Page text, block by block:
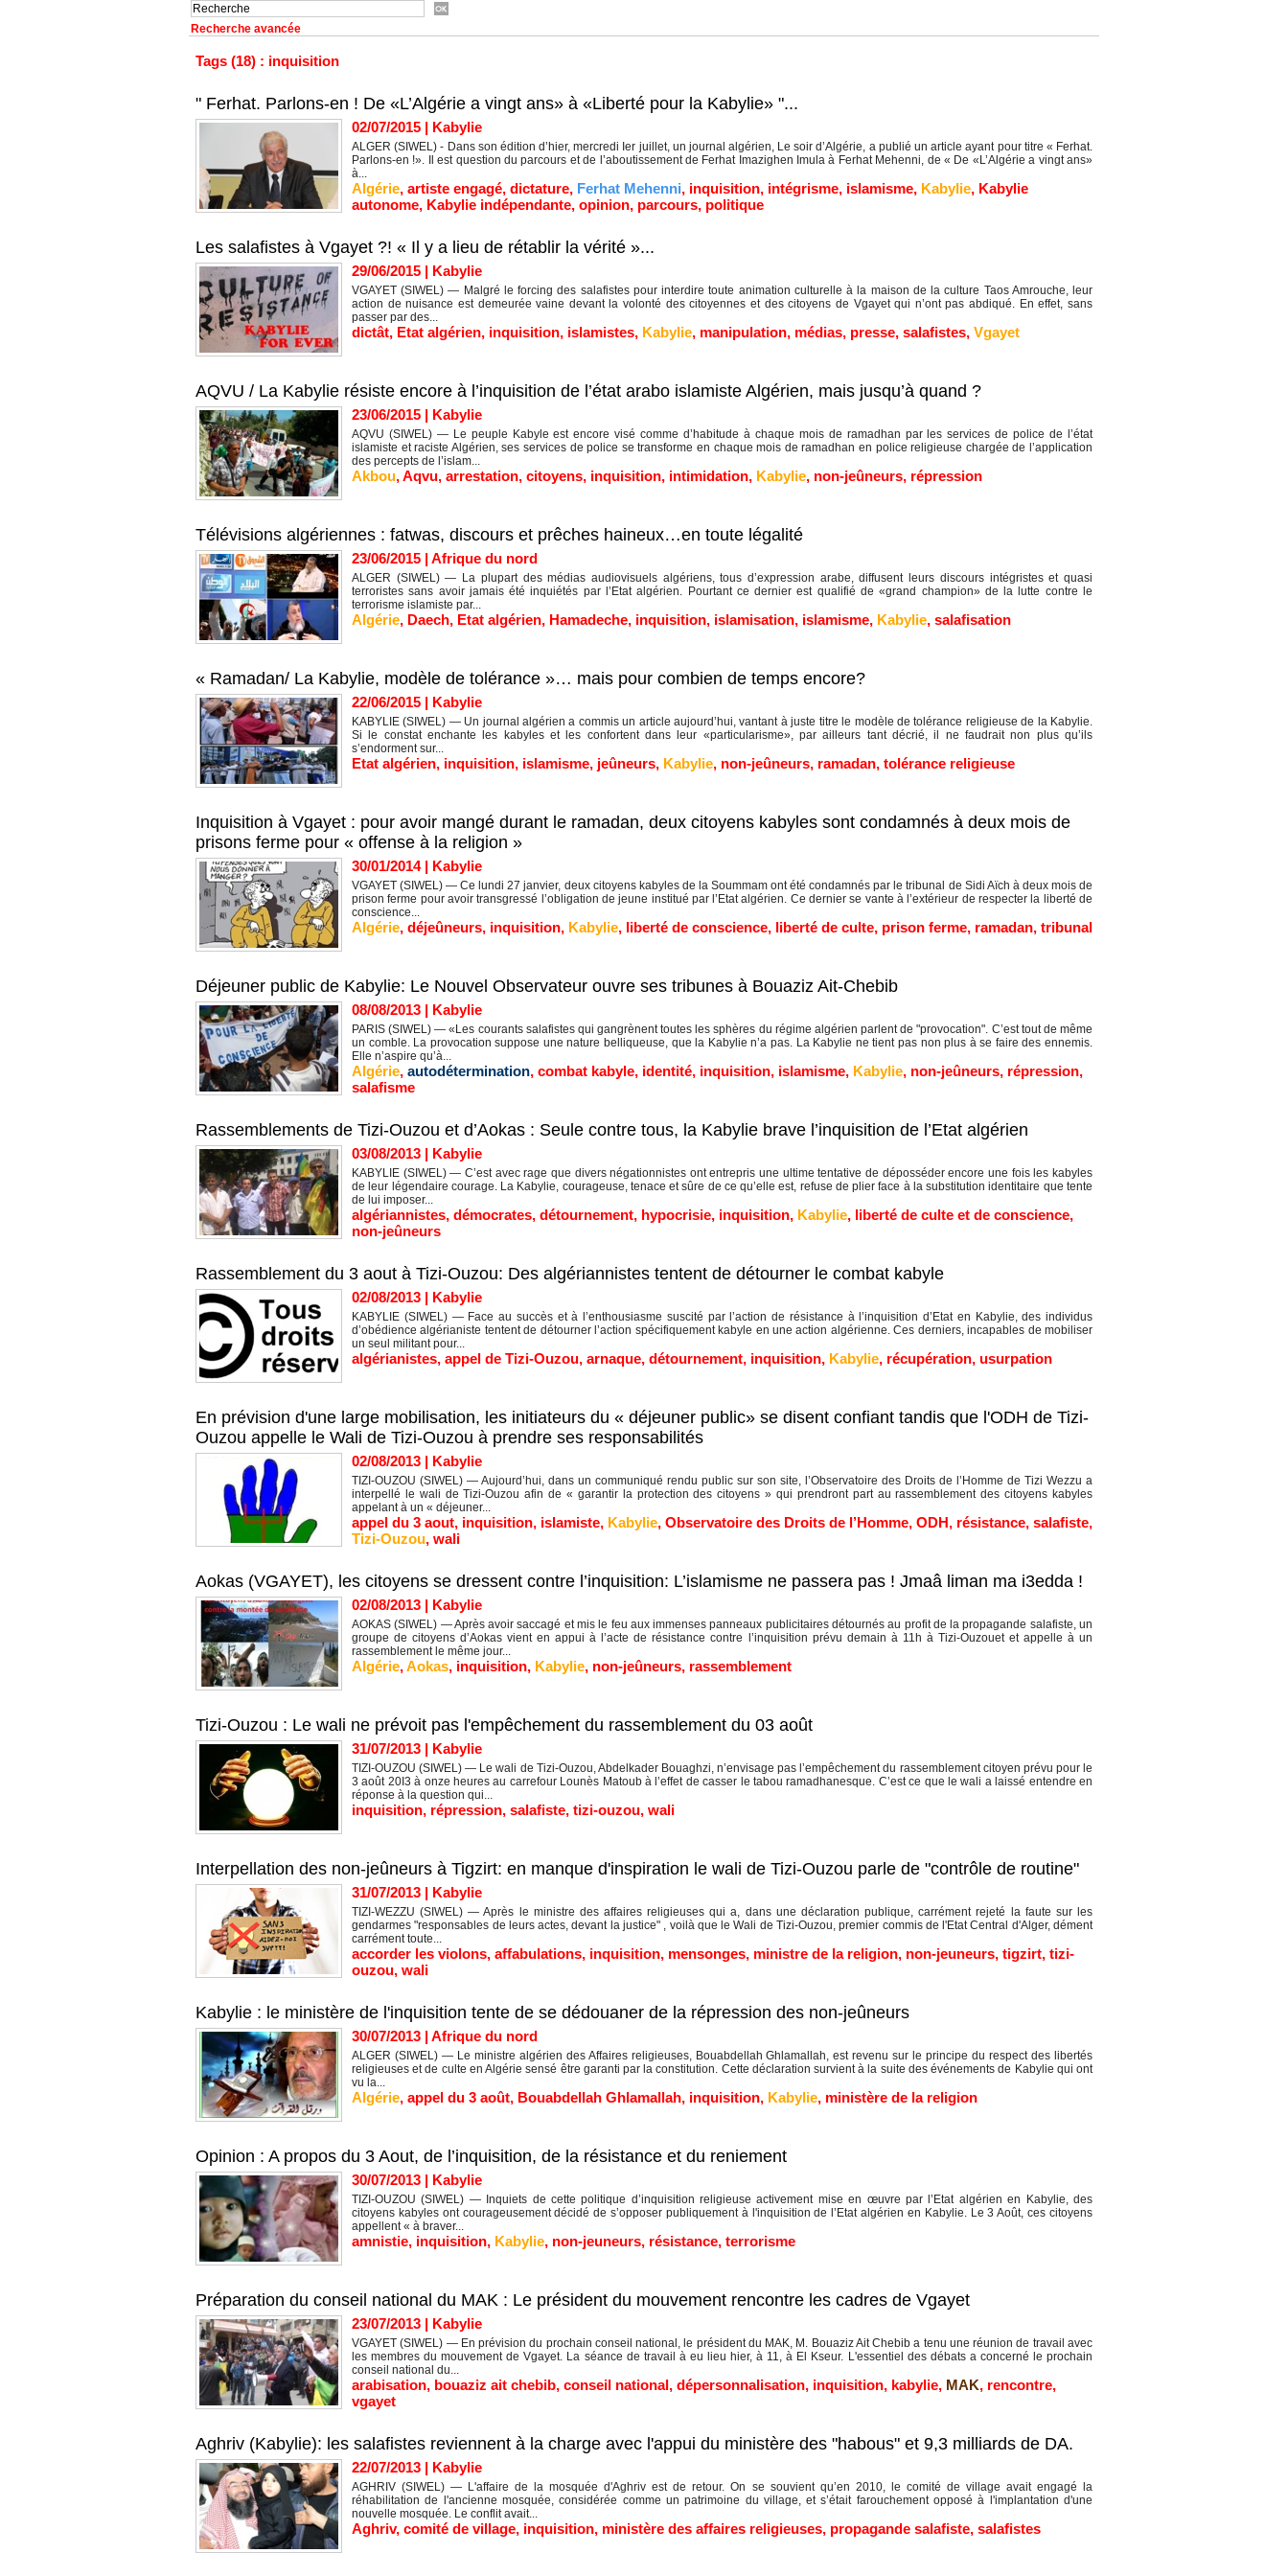
Recherche avancée
Tags (18) : inquisition
" Ferhat. Parlons-en ! De «L’Algérie a vingt ans» à «Liberté pour la Kabylie» "...
02/07/2015 | Kabylie
ALGER (SIWEL) - Dans son édition d’hier, mercredi Ier juillet, un journal algérien, Le soir d’Algérie, a publié un article ayant pour titre « Ferhat.
Parlons-en !». Il est question du parcours et de l’aboutissement de Ferhat Imazighen Imula à Ferhat Mehenni, de « De «L’Algérie a vingt ans»
à...
Algérie, artiste engagé, dictature, Ferhat Mehenni, inquisition, intégrisme, islamisme, Kabylie, Kabylie
autonome, Kabylie indépendante, opinion, parcours, politique
Les salafistes à Vgayet ?! « Il y a lieu de rétablir la vérité »...
29/06/2015 | Kabylie
VGAYET (SIWEL) — Malgré le forcing des salafistes pour interdire toute animation culturelle à la maison de la culture Taos Amrouche, leur
action de nuisance est demeurée vaine devant la volonté des citoyennes et des citoyens de Vgayet qui n’ont pas abdiqué. En effet, sans
passer par des...
dictât, Etat algérien, inquisition, islamistes, Kabylie, manipulation, médias, presse, salafistes, Vgayet
AQVU / La Kabylie résiste encore à l’inquisition de l’état arabo islamiste Algérien, mais jusqu’à quand ?
23/06/2015 | Kabylie
AQVU (SIWEL) — Le peuple Kabyle est encore visé comme d’habitude à chaque mois de ramadhan par les services de police de l’état
islamiste et raciste Algérien, ses services de police se transforme en chaque mois de ramadhan en police religieuse chargée de l’application
des percepts de l’islam...
Akbou,Aqvu, arrestation, citoyens, inquisition, intimidation, Kabylie, non-jeûneurs, répression
Télévisions algériennes : fatwas, discours et prêches haineux…en toute légalité
23/06/2015 | Afrique du nord
ALGER (SIWEL) — La plupart des médias audiovisuels algériens, tous d’expression arabe, diffusent leurs discours intégristes et quasi
terroristes sans avoir jamais été inquiétés par l’Etat algérien. Pourtant ce dernier est qualifié de «grand champion» de la lutte contre le
terrorisme islamiste par...
Algérie, Daech, Etat algérien, Hamadeche, inquisition, islamisation, islamisme, Kabylie, salafisation
« Ramadan/ La Kabylie, modèle de tolérance »… mais pour combien de temps encore?
22/06/2015 | Kabylie
KABYLIE (SIWEL) — Un journal algérien a commis un article aujourd’hui, vantant à juste titre le modèle de tolérance religieuse de la Kabylie.
Si le constat enchante les kabyles et les confortent dans leur «particularisme», par ailleurs tant décrié, il ne faudrait non plus qu’ils
s’endorment sur...
Etat algérien, inquisition, islamisme, jeûneurs, Kabylie, non-jeûneurs, ramadan, tolérance religieuse
Inquisition à Vgayet : pour avoir mangé durant le ramadan, deux citoyens kabyles sont condamnés à deux mois de
prisons ferme pour « offense à la religion »
30/01/2014| Kabylie
VGAYET (SIWEL) — Ce lundi 27 janvier, deux citoyens kabyles de la Soummam ont été condamnés par le tribunal de Sidi Aïch à deux mois de
prison ferme pour avoir transgressé l’obligation de jeune institué par l’Etat algérien. Ce dernier se vante à l’extérieur de respecter la liberté de
conscience...
Algérie, déjeûneurs, inquisition, Kabylie, liberté de conscience, liberté de culte, prison ferme, ramadan, tribunal
Déjeuner public de Kabylie: Le Nouvel Observateur ouvre ses tribunes à Bouaziz Ait-Chebib
08/08/2013 | Kabylie
PARIS (SIWEL) — «Les courants salafistes qui gangrènent toutes les sphères du régime algérien parlent de "provocation". C’est tout de même
un comble. La provocation suppose une nature belliqueuse, que la Kabylie n’a pas. La Kabylie ne tient pas non plus à se faire des ennemis.
Elle n’aspire qu’à...
Algérie, autodétermination, combat kabyle, identité, inquisition, islamisme, Kabylie, non-jeûneurs, répression,
salafisme
Rassemblements de Tizi-Ouzou et d’Aokas : Seule contre tous, la Kabylie brave l’inquisition de l’Etat algérien
03/08/2013 | Kabylie
KABYLIE (SIWEL) — C’est avec rage que divers négationnistes ont entrepris une ultime tentative de déposséder encore une fois les kabyles
de leur légendaire courage. La Kabylie, courageuse, tenace et sûre de ce qu’elle est, refuse de plier face à la substitution identitaire que tente
de lui imposer...
algériannistes, démocrates, détournement, hypocrisie, inquisition, Kabylie, liberté de culte et de conscience,
non-jeûneurs
Rassemblement du 3 aout à Tizi-Ouzou: Des algériannistes tentent de détourner le combat kabyle
02/08/2013 | Kabylie
KABYLIE (SIWEL) — Face au succès et à l’enthousiasme suscité par l’action de résistance à l’inquisition d’Etat en Kabylie, des individus
d’obédience algérianiste tentent de détourner l’action spécifiquement kabyle en une action algérienne. Ces derniers, incapables de mobiliser
un seul militant pour...
algérianistes, appel de Tizi-Ouzou, arnaque, détournement, inquisition, Kabylie, récupération, usurpation
En prévision d'une large mobilisation, les initiateurs du « déjeuner public» se disent confiant tandis que l'ODH de Tizi-
Ouzou appelle le Wali de Tizi-Ouzou à prendre ses responsabilités
02/08/2013 | Kabylie
TIZI-OUZOU (SIWEL) — Aujourd’hui, dans un communiqué rendu public sur son site, l’Observatoire des Droits de l’Homme de Tizi Wezzu a
interpellé le wali de Tizi-Ouzou afin de « garantir la protection des citoyens » qui prendront part au rassemblement des citoyens kabyles
appelant à un « déjeuner...
appel du 3 aout, inquisition, islamiste, Kabylie, Observatoire des Droits de l’Homme, ODH, résistance, salafiste,
Tizi-Ouzou, wali
Aokas (VGAYET), les citoyens se dressent contre l’inquisition: L’islamisme ne passera pas ! Jmaâ liman ma i3edda !
02/08/2013 | Kabylie
AOKAS (SIWEL) — Après avoir saccagé et mis le feu aux immenses panneaux publicitaires détournés au profit de la propagande salafiste, un
groupe de citoyens d’Aokas vient en appui à l’acte de résistance contre l’inquisition prévu demain à 11h à Tizi-Ouzouet et appelle à un
rassemblement le même jour...
Algérie,Aokas, inquisition, Kabylie, non-jeûneurs, rassemblement
Tizi-Ouzou : Le wali ne prévoit pas l'empêchement du rassemblement du 03 août
31/07/2013 | Kabylie
TIZI-OUZOU (SIWEL) — Le wali de Tizi-Ouzou, Abdelkader Bouaghzi, n’envisage pas l’empêchement du rassemblement citoyen prévu pour le
3 août 20I3 à onze heures au carrefour Lounès Matoub à l’effet de casser le tabou ramadhanesque. C’est ce que le wali a laissé entendre en
réponse à la question qui...
inquisition, répression, salafiste, tizi-ouzou, wali
Interpellation des non-jeûneurs à Tigzirt: en manque d'inspiration le wali de Tizi-Ouzou parle de "contrôle de routine"
31/07/2013 | Kabylie
TIZI-WEZZU (SIWEL) — Après le ministre des affaires religieuses qui a, dans une déclaration publique, carrément rejeté la faute sur les
gendarmes "responsables de leurs actes, devant la justice" , voilà que le Wali de Tizi-Ouzou, premier commis de l'Etat Central d'Alger, dément
carrément toute...
accorder les violons, affabulations, inquisition, mensonges, ministre de la religion, non-jeuneurs, tigzirt, tizi-
ouzou, wali
Kabylie : le ministère de l'inquisition tente de se dédouaner de la répression des non-jeûneurs
30/07/2013 | Afrique du nord
ALGER (SIWEL) — Le ministre algérien des Affaires religieuses, Bouabdellah Ghlamallah, est revenu sur le principe du respect des libertés
religieuses et de culte en Algérie sensé être garanti par la constitution. Cette déclaration survient à la suite des événements de Kabylie qui ont
vu la...
Algérie, appel du 3 août, Bouabdellah Ghlamallah, inquisition, Kabylie, ministère de la religion
Opinion : A propos du 3 Aout, de l’inquisition, de la résistance et du reniement
30/07/2013 | Kabylie
TIZI-OUZOU (SIWEL) — Inquiets de cette politique d’inquisition religieuse activement mise en œuvre par l’Etat algérien en Kabylie, des
citoyens kabyles ont courageusement décidé de s’opposer publiquement à l'inquisition de l’Etat algérien en Kabylie. Le 3 Août, ces citoyens
appellent « à braver...
amnistie, inquisition, Kabylie, non-jeuneurs, résistance, terrorisme
Préparation du conseil national du MAK : Le président du mouvement rencontre les cadres de Vgayet
23/07/2013 | Kabylie
VGAYET (SIWEL) — En prévision du prochain conseil national, le président du MAK, M. Bouaziz Ait Chebib a tenu une réunion de travail avec
les membres du mouvement de Vgayet. La séance de travail à eu lieu hier, à 11, à El Kseur. L'essentiel des débats a concerné le prochain
conseil national du...
arabisation, bouaziz ait chebib, conseil national, dépersonnalisation, inquisition, kabylie, MAK, rencontre,
vgayet
Aghriv (Kabylie): les salafistes reviennent à la charge avec l'appui du ministère des "habous" et 9,3 milliards de DA.
22/07/2013 | Kabylie
AGHRIV (SIWEL) — L'affaire de la mosquée d'Aghriv est de retour. On se souvient qu’en 2010, le comité de village avait engagé la
réhabilitation de l'ancienne mosquée, considérée comme un patrimoine du village, et s’était farouchement opposé à l'implantation d'une
nouvelle mosquée. Le conflit avait...
Aghriv, comité de village, inquisition, ministère des affaires religieuses, propagande salafiste, salafistes